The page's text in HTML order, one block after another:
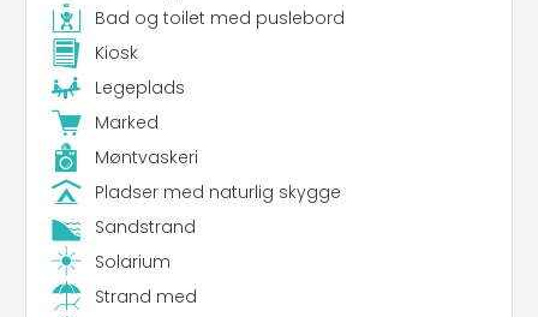
Bad og toilet med puslebord
Kiosk
Legeplads
Marked
Møntvaskeri
Pladser med naturlig skygge
Sandstrand
Solarium
Strand med